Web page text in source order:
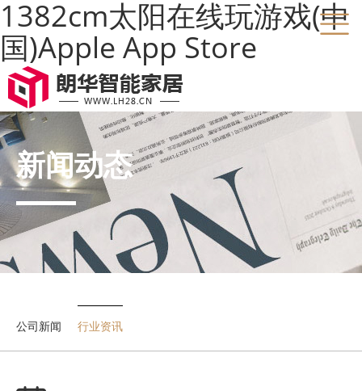
1382cm太阳在线玩游戏(中
国)Apple App Store
新闻动态
公司新闻 行业资讯